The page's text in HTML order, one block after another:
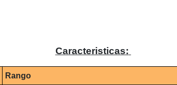
Caracteristicas:
Rango